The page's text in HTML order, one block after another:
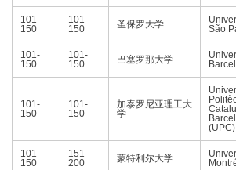
101-
150
101-
150
圣保罗大学
São
101-
150
101-
150
巴塞罗那大学
101-
150
101-
150
加泰罗尼亚理工大
学
(UPC)
101-
150
151-
200
蒙特利尔大学